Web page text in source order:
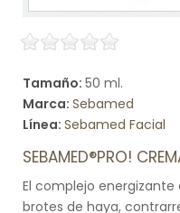
Tamaño: 50 ml.
Marca: Sebamed
Línea: Sebamed Facial
SEBAMED®PRO!
El complejo energizante
brotes de haya,